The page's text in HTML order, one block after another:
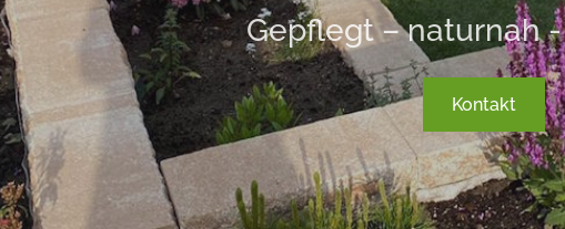
Gepflegt – naturnah
Kontakt